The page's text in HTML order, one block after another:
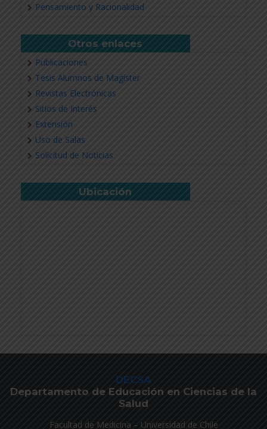
Pensamiento y Racionalidad
Otros enlaces
Publicaciones
Tesis Alumnos de Magíster
Revistas Electrónicas
Sitios de Interés
Extensión
Uso de Salas
Solicitud de Noticias
Ubicación
DECSA
Departamento de Educación en Ciencias de la
Salud
Facultad de Medicina – Universidad de Chile